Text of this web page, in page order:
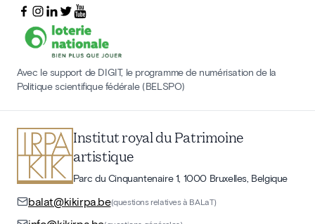
Avec le support de DIGIT, le programme de numérisation de la
Politique scientifique fédérale (BELSPO)
Institut royal du Patrimoine
artistique
Parc du Cinquantenaire 1, 1000 Bruxelles, Belgique
balat@kikirpa.be(questions relatives à BALaT)